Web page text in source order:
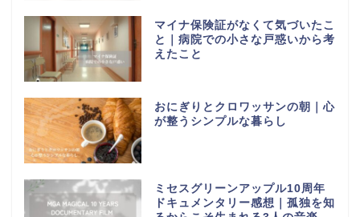
マイナ保険証がなくて気づいたこ
と｜病院での小さな戸惑いから考
えたこと
おにぎりとクロワッサンの朝｜心
が整うシンプルな暮らし
ミセスグリーンアップル10周年
ドキュメンタリー感想｜孤独を知